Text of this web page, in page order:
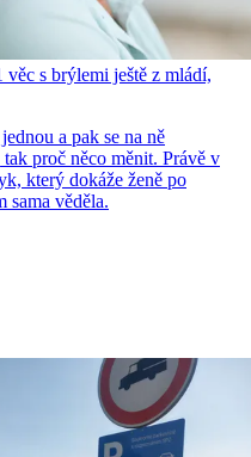
s brýlemi ještě z mládí,
a pak se na ně
proč něco měnit. Právě v
který dokáže ženě po
sama věděla.